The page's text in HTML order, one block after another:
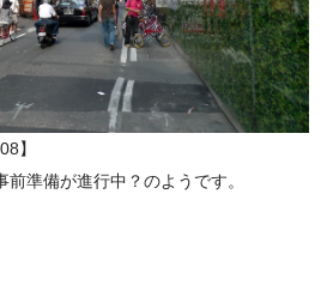
】
準備が進行中？のようです。